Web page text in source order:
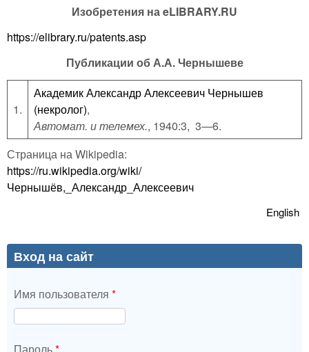
Изобретения на eLIBRARY.RU
https://elibrary.ru/patents.asp
Публикации об А.А. Чернышеве
1.
Академик Александр Алексеевич Чернышев
(некролог),
Автомат. и телемех., 1940:3, 3—6.
Страница на Wikipedia:
https://ru.wikipedia.org/wiki/
Чернышёв,_Александр_Алексеевич
English
Вход на сайт
Имя пользователя *
Пароль*